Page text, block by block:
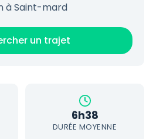
à Saint-mard
un trajet
6h38
DURÉE MOYENNE